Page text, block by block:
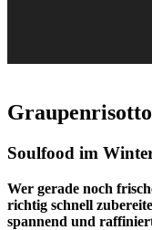
Soulfood im
Wer gerade noch
richtig schnell
spannend und